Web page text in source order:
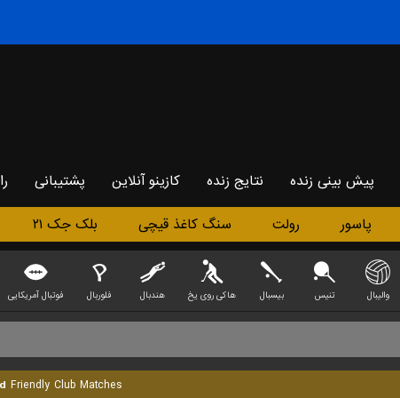
پیش بینی زنده نتایج زنده کازینو آنلاین پشتیبانی
پاسور رولت سنگ کاغذ قیچی بلک جک ۲۱
والیبال تنیس بیسبال هاکی روی یخ هندبال فلوربال فوتبال آمریکایی
Friendly Club Matches